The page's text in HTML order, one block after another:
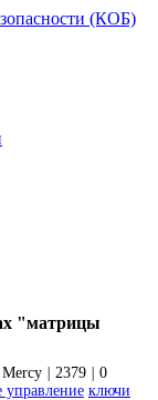
(КОБ)
"матрицы
Mercy 2379
0
управление ключи